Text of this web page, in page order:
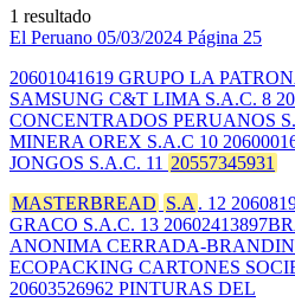
1 resultado
El Peruano 05/03/2024 Página 25
20601041619 GRUPO LA
SAMSUNG C&T LIMA S.A.C. 8
CONCENTRADOS PERUANOS
MINERA OREX S.A.C 10
JONGOS S.A.C. 11 20557345931
MASTERBREAD S.A . 12
GRACO S.A.C. 13
ANONIMA CERRADA-
ECOPACKING CARTONES
20603526962 PINTURAS DEL